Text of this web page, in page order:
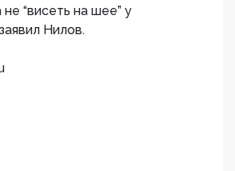
“висеть на шее” у
Нилов.